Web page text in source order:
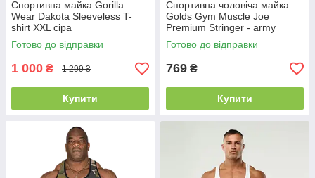
Спортивна майка Gorilla
Wear Dakota Sleeveless T-
shirt XXL сіра
Готово до відправки
1 000 ₴ 1 299 ₴
Купити
Спортивна чоловіча майка
Golds Gym Muscle Joe
Premium Stringer - army
green XL
Готово до відправки
769 ₴
Купити